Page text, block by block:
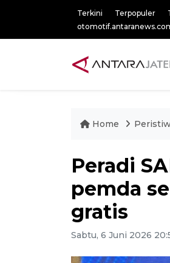
Terkini Terpopuler
Home
Peradi
pemda
gratis
Sabtu, 6 Juni 2026